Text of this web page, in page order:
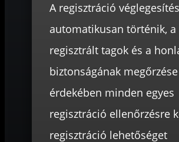
A regisztráció
automatikusan történik, a
regisztrált tagok és a
biztonságának megőrzése
érdekében minden egyes
regisztráció ellenőrzésre
regisztráció lehetőséget